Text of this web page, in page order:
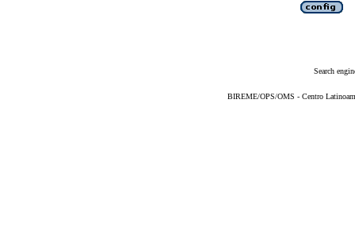
Search
BIREME/OPS/OMS - Centro